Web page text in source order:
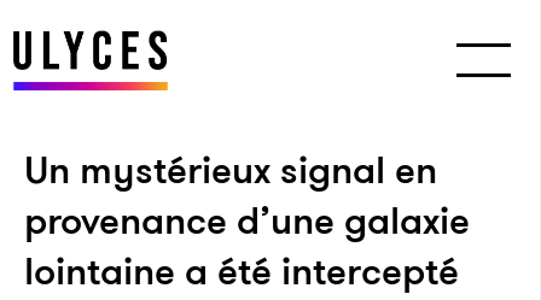
Un mystérieux signal en
provenance d’une galaxie
lointaine a été intercepté